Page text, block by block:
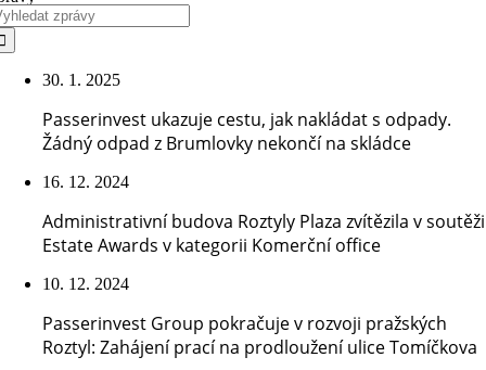
30. 1. 2025
Passerinvest ukazuje cestu, jak nakládat s odpady.
Žádný odpad z Brumlovky nekončí na skládce
16. 12. 2024
Administrativní budova Roztyly Plaza zvítězila v soutěži
Estate Awards v kategorii Komerční office
10. 12. 2024
Passerinvest Group pokračuje v rozvoji pražských
Roztyl: Zahájení prací na prodloužení ulice Tomíčkova